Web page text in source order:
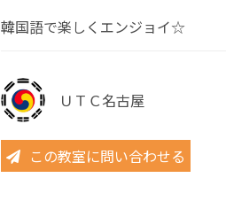
韓国語で楽しくエンジョイ☆
ＵＴＣ名古屋
この教室に問い合わせる